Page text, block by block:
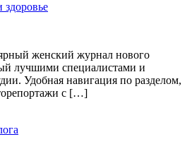
здоровье
женский журнал нового
лучшими специалистами и
Удобная навигация по разделом,
с […]